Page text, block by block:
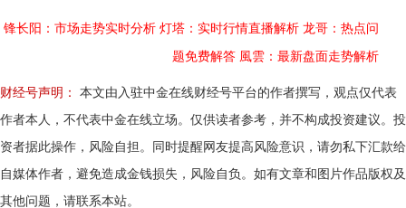
锋长阳：市场走势实时分析 灯塔：实时行情直播解析 龙哥：热点问
题免费解答 風雲：最新盘面走势解析
财经号声明：
本文由入驻中金在线财经号平台的作者撰写，观点仅代表
作者本人，不代表中金在线立场。仅供读者参考，并不构成投资建议。投
资者据此操作，风险自担。同时提醒网友提高风险意识，请勿私下汇款给
自媒体作者，避免造成金钱损失，风险自负。如有文章和图片作品版权及
其他问题，请联系本站。